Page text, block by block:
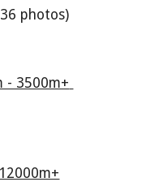
photos)